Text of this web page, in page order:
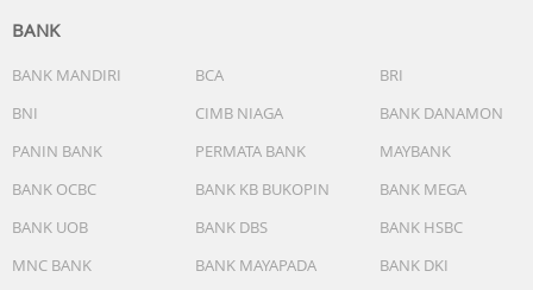
• Mode kamera belakang: Photo, Portrait, Night, Video,
Slow-mo, Time-lapse, Supermoon, Pro, Food, Underwater
Photography, Dual View, Film
• Video playback: MP4, 3GP, AVI, FLV, MKV, WEBM, TS, ASF
• Hi-Fi: Didukung
• Bluetooth: 5.4
• USB: Type-C
BANK
BANK MANDIRI BCA
BRI
BNI
CIMB NIAGA
BANK DANAMON
PANIN BANK
PERMATA BANK
MAYBANK
BANK OCBC
BANK KB BUKOPIN
BANK MEGA
BANK UOB
BANK DBS
BANK HSBC
MNC BANK
BANK MAYAPADA
BANK DKI